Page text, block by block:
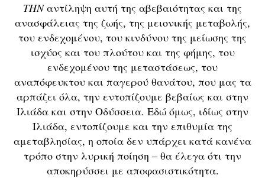
ΤΗΝαντίληψη αυτή της αβεβαιότητας και της
ανασφάλειας της ζωής, της μειονικής μεταβολής,
του ενδεχομένου, του κινδύνου της μείωσης της
ισχύος και του πλούτου και της φήμης, του
ενδεχομένου της μεταστάσεως, του
αναπόφευκτου και παγερού θανάτου, που μας τα
αρπάζει όλα, την εντοπίζουμε βεβαίως και στην
Ιλιάδα και στην Οδύσσεια. Εδώ όμως, ιδίως στην
Ιλιάδα, εντοπίζουμε και την επιθυμία της
αμεταβλησίας, η οποία δεν υπάρχει κατά κανένα
τρόπο στην λυρική ποίηση – θα έλεγα ότι την
αποκηρύσσει με αποφασιστικότητα.